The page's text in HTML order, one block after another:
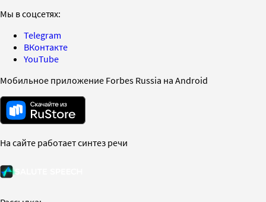
Мы в соцсетях:
Telegram
ВКонтакте
YouTube
Мобильное приложение Forbes Russia на Android
На сайте работает синтез речи